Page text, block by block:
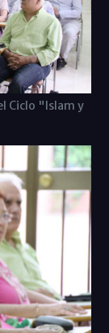
Ciclo "Islam y